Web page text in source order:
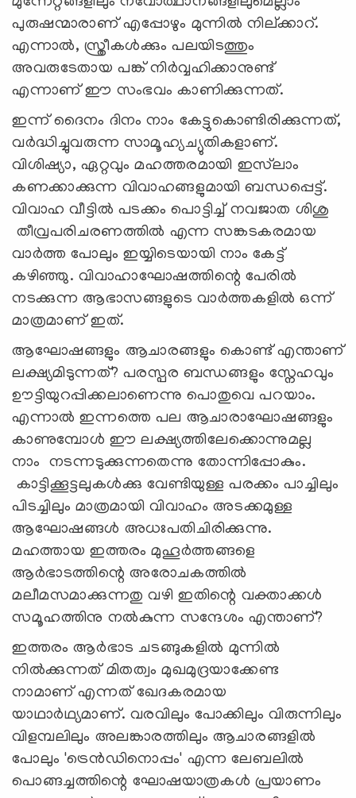
പുരുഷന്മാരാണ് എപ്പോഴും മുന്നില്‍ നില്ക്കാറ്.
എന്നാല്‍, സ്ത്രീകള്‍ക്കും പലയിടത്തും
അവരുടേതായ പങ്ക് നിര്‍വ്വഹിക്കാനുണ്ട്
എന്നാണ് ഈ സംഭവം കാണിക്കുന്നത്.
ഇന്ന് ദൈനം ദിനം നാം കേട്ടുകൊണ്ടിരിക്കുന്നത്,
വര്‍ദ്ധിച്ചുവരുന്ന സാമൂഹ്യച്യുതികളാണ്.
വിശിഷ്യാ, ഏറ്റവും മഹത്തരമായി ഇസ്‍ലാം
കണക്കാക്കുന്ന വിവാഹങ്ങളുമായി ബന്ധപ്പെട്ട്.
വിവാഹ വീട്ടിൽ പടക്കം പൊട്ടിച്ച് നവജാത ശിശു
തീവ്രപരിചരണത്തിൽ എന്ന സങ്കടകരമായ
വാർത്ത പോലും ഇയ്യിടെയായി നാം കേട്ട്
കഴിഞ്ഞു. വിവാഹാഘോഷത്തിന്റെ പേരിൽ
നടക്കുന്ന ആഭാസങ്ങളുടെ വാർത്തകളിൽ ഒന്ന്
മാത്രമാണ് ഇത്.
ആഘോഷങ്ങളും ആചാരങ്ങളും കൊണ്ട് എന്താണ്
ലക്ഷ്യമിടുന്നത്? പരസ്പര ബന്ധങ്ങളും സ്നേഹവും
ഊട്ടിയുറപ്പിക്കലാണെന്നു പൊതുവെ പറയാം.
എന്നാൽ ഇന്നത്തെ പല ആചാരാഘോഷങ്ങളും
കാണുമ്പോൾ ഈ ലക്ഷ്യത്തിലേക്കൊന്നുമല്ല
നാം നടന്നടുക്കുന്നതെന്നു തോന്നിപ്പോകും.
കാട്ടിക്കൂട്ടലുകൾക്കു വേണ്ടിയുള്ള പരക്കം പാച്ചിലും
പിടച്ചിലും മാത്രമായി വിവാഹം അടക്കമുള്ള
ആഘോഷങ്ങൾ അധഃപതിചിരിക്കുന്നു.
മഹത്തായ ഇത്തരം മുഹൂർത്തങ്ങളെ
ആർഭാടത്തിന്റെ അരോചകത്തിൽ
മലീമസമാക്കുന്നതു വഴി ഇതിന്റെ വക്താക്കൾ
സമൂഹത്തിനു നൽകുന്ന സന്ദേശം എന്താണ്?
ഇത്തരം ആർഭാട ചടങ്ങുകളിൽ മുന്നിൽ
നിൽക്കുന്നത് മിതത്വം മുഖമുദ്രയാക്കേണ്ട
നാമാണ് എന്നത് ഖേദകരമായ
യാഥാർഥ്യമാണ്. വരവിലും പോക്കിലും വിരുന്നിലും
വിളമ്പലിലും അലങ്കാരത്തിലും ആചാരങ്ങളിൽ
പോലും 'ട്രെൻഡിനൊപ്പം' എന്ന ലേബലിൽ
പൊങ്ങച്ചത്തിന്റെ ഘോഷയാത്രകൾ പ്രയാണം